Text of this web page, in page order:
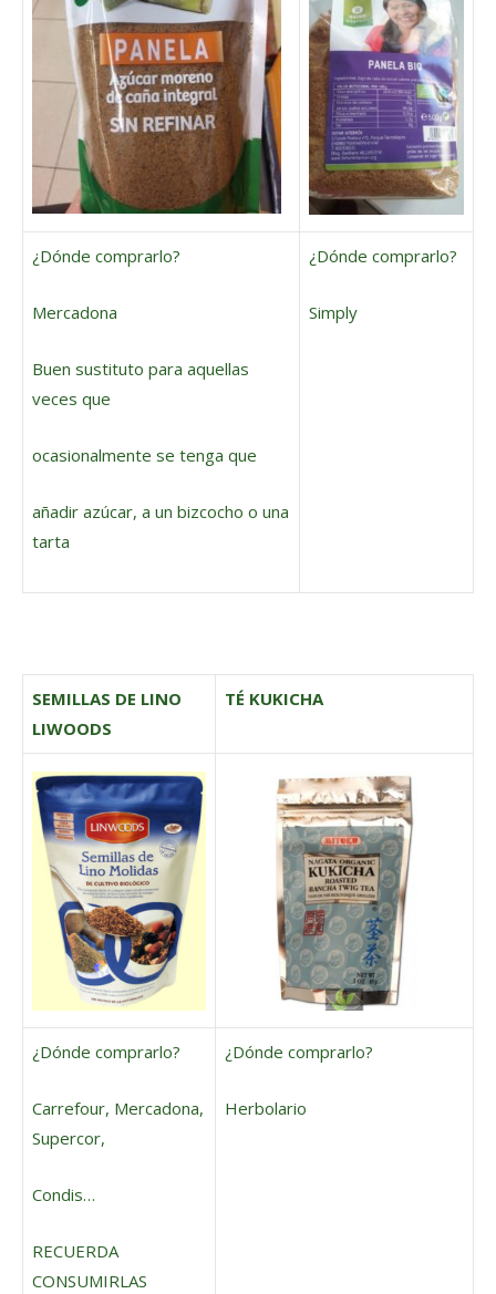
¿Dónde comprarlo?
Mercadona
Buen sustituto para aquellas
veces que
ocasionalmente se tenga que
añadir azúcar, a un bizcocho o una
tarta
¿Dónde comprarlo?
Simply
SEMILLAS DE LINO
LIWOODS
TÉ KUKICHA
¿Dónde comprarlo?
Carrefour, Mercadona,
Supercor,
Condis…
RECUERDA
CONSUMIRLAS
¿Dónde comprarlo?
Herbolario